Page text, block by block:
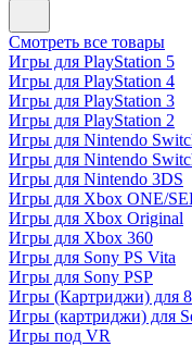
Смотреть все товары
Игры для PlayStation 5
Игры для PlayStation 4
Игры для PlayStation 3
Игры для PlayStation 2
Игры для Nintendo
Игры для Nintendo
Игры для Nintendo 3DS
Игры для Xbox ONE/
Игры для Xbox Original
Игры для Xbox 360
Игры для Sony PS Vita
Игры для Sony PSP
Игры (Картриджи) для
Игры (картриджи) для
Игры под VR